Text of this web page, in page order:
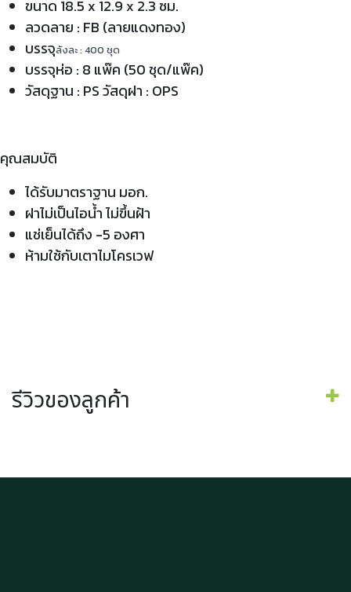
ขนาด 18.5 x 12.9 x 2.3 ซม.
ลวดลาย : FB (ลายแดงทอง)
บรรจุลังละ : 400 ชุด
บรรจุห่อ : 8 แพ๊ค (50 ชุด/แพ๊ค)
วัสดุฐาน : PS วัสดุฝา : OPS
คุณสมบัติ
ได้รับมาตราฐาน มอก.
ฝาไม่เป็นไอน้ำ ไม่ขึ้นฝ้า
แช่เย็นได้ถึง -5 องศา
ห้ามใช้กับเตาไมโครเวฟ
รีวิวของลูกค้า